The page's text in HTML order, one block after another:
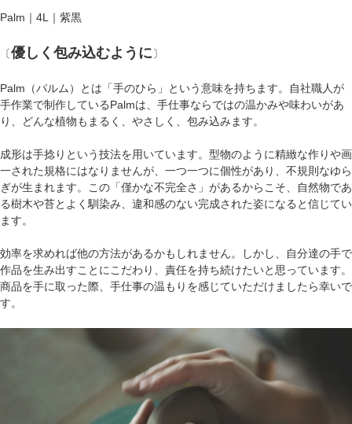
Palm｜4L｜紫黒
〔優しく包み込むように〕
Palm（パルム）とは「手のひら」という意味を持ちます。自社職人が
手作業で制作しているPalmは、手仕事ならではの温かみや味わいがあ
り、どんな植物もまるく、やさしく、包み込みます。
成形は手捻りという技法を用いています。型物のように精緻な作りや画
一された規格にはなりませんが、一つ一つに個性があり、不規則なゆら
ぎが生まれます。この「僅かな不完全さ」があるからこそ、自然物であ
る樹木や苔とよく馴染み、違和感のない完成された姿になると信じてい
ます。
効率を求めれば他の方法があるかもしれません。しかし、自分達の手で
作品を生み出すことにこだわり、責任を持ち続けたいと思っています。
商品を手に取った際、手仕事の温もりを感じていただけましたら幸いで
す。